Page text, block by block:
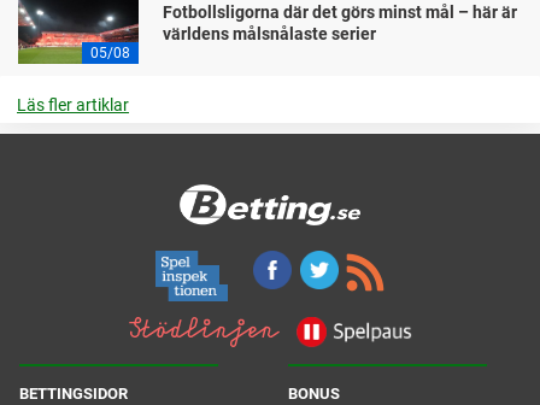
05/08
Fotbollsligorna där det görs minst mål – här är
världens målsnålaste serier
Läs fler artiklar
BETTINGSIDOR
BONUS